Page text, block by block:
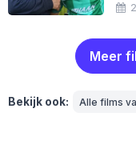
Meer
Bekijk ook: Alle films